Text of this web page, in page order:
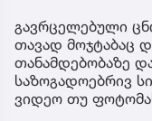
გავრცელებული
თავად მოჯტაბაც
თანამდებობაზე
საზოგადოებრივ
ვიდეო თუ